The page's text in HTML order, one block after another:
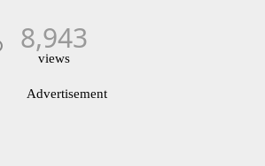
8,943
views
Advertisement